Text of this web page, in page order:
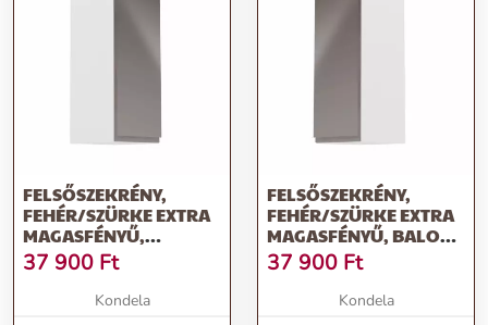
FELSŐSZEKRÉNY,
FEHÉR/SZÜRKE EXTRA
MAGASFÉNYŰ,
JOBBOS, AURORA G30
37 900 Ft
Kondela
FELSŐSZEKRÉNY,
FEHÉR/SZÜRKE EXTRA
MAGASFÉNYŰ, BALOS,
AURORA G30
37 900 Ft
Kondela